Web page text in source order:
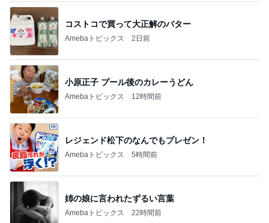
コストコで買って大正解のバター
Amebaトピックス 2日前
小原正子 プール後のカレーうどん
Amebaトピックス 12時間前
レジェンド松下のなんでもプレゼン！
Amebaトピックス 5時間前
姉の娘に言われたずるい言葉
Amebaトピックス 22時間前